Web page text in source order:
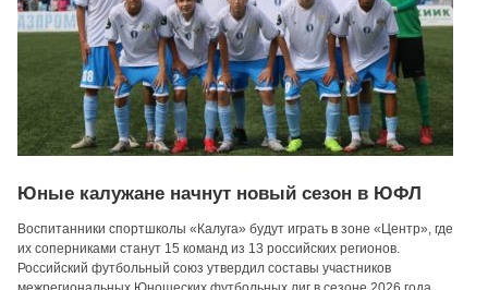
Юные калужане начнут новый сезон в ЮФЛ
Воспитанники спортшколы «Калуга» будут играть в зоне «Центр», где
их соперниками станут 15 команд из 13 российских регионов.
Российский футбольный союз утвердил составы участников